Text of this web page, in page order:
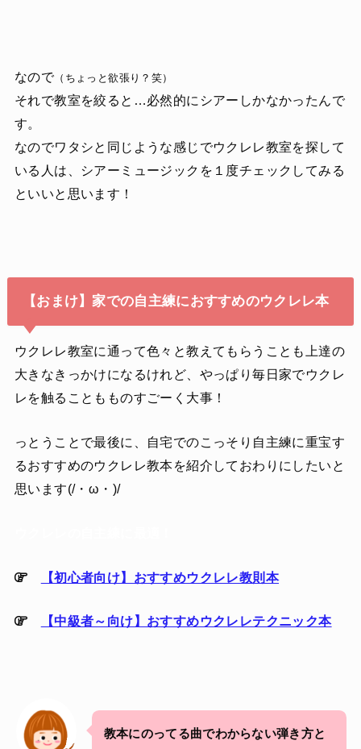
なので（ちょっと欲張り？笑）
それで教室を絞ると…必然的にシアーしかなかったんで
す。
なのでワタシと同じような感じでウクレレ教室を探して
いる人は、シアーミュージックを１度チェックしてみる
といいと思います！
【おまけ】家での自主練におすすめのウクレレ本
ウクレレ教室に通って色々と教えてもらうことも上達の
大きなきっかけになるけれど、やっぱり毎日家でウクレ
レを触ることもものすごーく大事！
っとうことで最後に、自宅でのこっそり自主練に重宝す
るおすすめのウクレレ教本を紹介しておわりにしたいと
思います(/・ω・)/
【初心者向け】おすすめウクレレ教則本
【中級者～向け】おすすめウクレレテクニック本
教本にのってる曲でわからない弾き方と